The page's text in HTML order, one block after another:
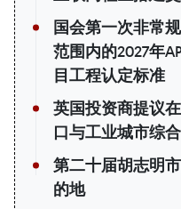
国会第一次非常
范围内的2027年
目工程认定标准
英国投资商提议
口与工业城市综
第二十届胡志明
的地